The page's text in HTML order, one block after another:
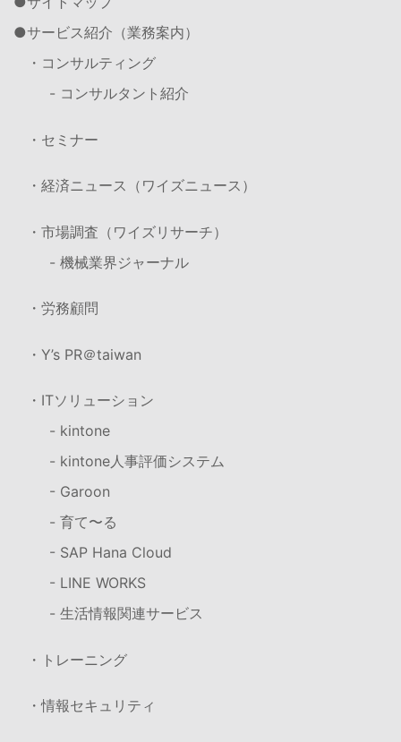
サービス紹介（業務案内）
・コンサルティング
- コンサルタント紹介
・セミナー
・経済ニュース（ワイズニュース）
・市場調査（ワイズリサーチ）
- 機械業界ジャーナル
・労務顧問
・Y’s PR＠taiwan
・ITソリューション
- kintone
- kintone人事評価システム
- Garoon
- 育て〜る
- SAP Hana Cloud
- LINE WORKS
- 生活情報関連サービス
・トレーニング
・情報セキュリティ